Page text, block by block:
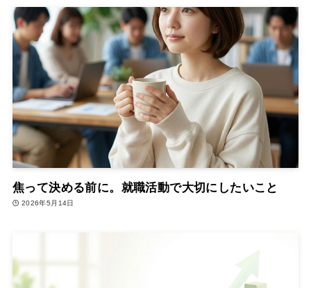
焦って決める前に。就職活動で大切にしたいこと
2026年5月14日